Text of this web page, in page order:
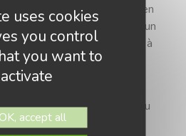
commande. Les paiements en
sécurisé afin qu’aucun
aux données transmises à
du client peut l’être
(Carte Bleue, Visa ou
uses cookies
you control
you want to
activate
OK, accept all